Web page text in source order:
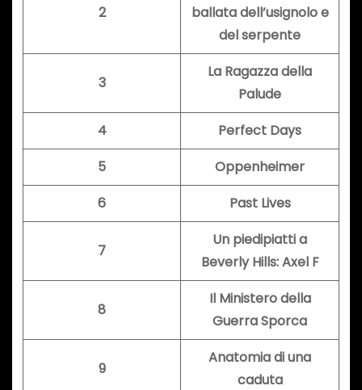
2
ballata dell’usignolo e
del serpente
3
La Ragazza della
Palude
4
Perfect Days
5
Oppenheimer
6
Past Lives
7
Un piedipiatti a
Beverly Hills: Axel F
8
Il Ministero della
Guerra Sporca
9
Anatomia di una
caduta